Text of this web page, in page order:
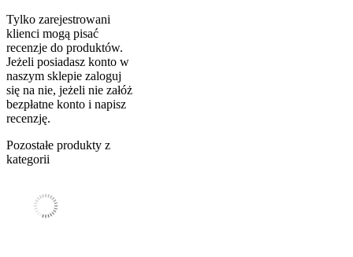
Tylko zarejestrowani
klienci mogą pisać
recenzje do produktów.
Jeżeli posiadasz konto w
naszym sklepie zaloguj
się na nie, jeżeli nie załóż
bezpłatne konto i napisz
recenzję.
Pozostałe produkty z
kategorii